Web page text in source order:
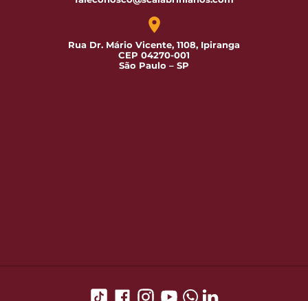
Rua Dr. Mário Vicente, 1108, Ipiranga
CEP 04270-001
São Paulo – SP